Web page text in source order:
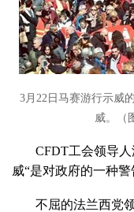
3月22日马赛游行示威
威。
CFDT工会领导
威“是对政府的一种
不屈的法兰西党